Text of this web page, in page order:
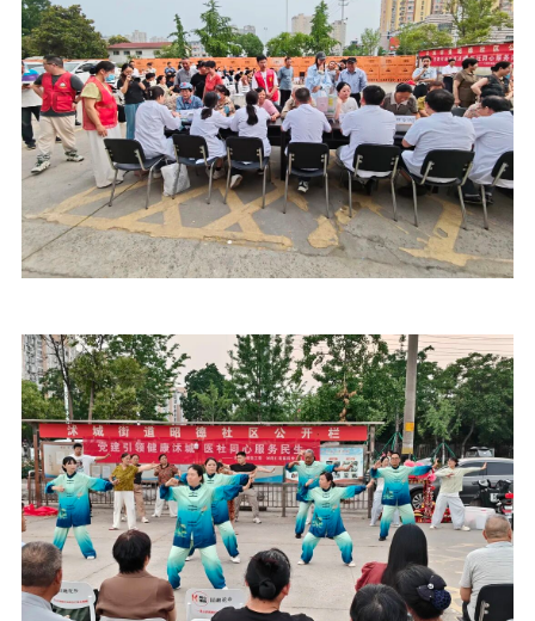
理论武装
理论学习 宣传宣讲 研究阐释
哲学社科
社科强省 工作通知
成果集萃
江苏文脉
资料下载
新闻宣传
记者之家
品牌栏目
文化文艺
精品生产 文化惠民
文化传承
文化交流
体制改革
文化产业
紫金文化艺术节
品牌活动 紫艺舞台
精神文明